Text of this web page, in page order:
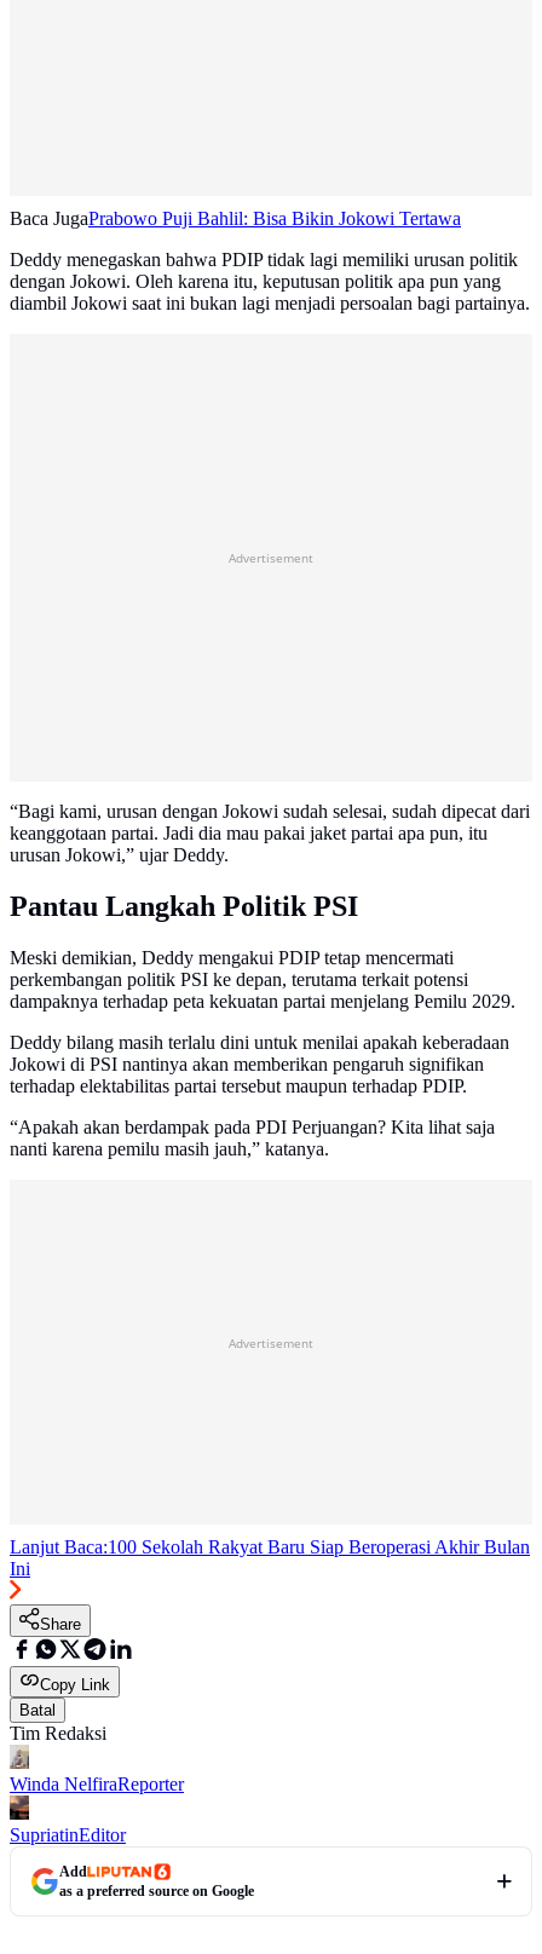
Baca JugaPrabowo Puji Bahlil: Bisa Bikin Jokowi Tertawa
Deddy menegaskan bahwa PDIP tidak lagi memiliki urusan politik
dengan Jokowi. Oleh karena itu, keputusan politik apa pun yang
diambil Jokowi saat ini bukan lagi menjadi persoalan bagi partainya.
Advertisement
“Bagi kami, urusan dengan Jokowi sudah selesai, sudah dipecat dari
keanggotaan partai. Jadi dia mau pakai jaket partai apa pun, itu
urusan Jokowi,” ujar Deddy.
Pantau Langkah Politik PSI
Meski demikian, Deddy mengakui PDIP tetap mencermati
perkembangan politik PSI ke depan, terutama terkait potensi
dampaknya terhadap peta kekuatan partai menjelang Pemilu 2029.
Deddy bilang masih terlalu dini untuk menilai apakah keberadaan
Jokowi di PSI nantinya akan memberikan pengaruh signifikan
terhadap elektabilitas partai tersebut maupun terhadap PDIP.
“Apakah akan berdampak pada PDI Perjuangan? Kita lihat saja
nanti karena pemilu masih jauh,” katanya.
Advertisement
Lanjut Baca:100 Sekolah Rakyat Baru Siap Beroperasi Akhir Bulan
Ini
Share
Copy Link
Batal
Tim Redaksi
Winda NelfiraReporter
SupriatinEditor
Add
as a preferred source on Google